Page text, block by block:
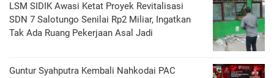
LSM SIDIK Awasi Ketat Proyek Revitalisasi
SDN 7 Salotungo Senilai Rp2 Miliar, Ingatkan
Tak Ada Ruang Pekerjaan Asal Jadi
Guntur Syahputra Kembali Nahkodai PAC